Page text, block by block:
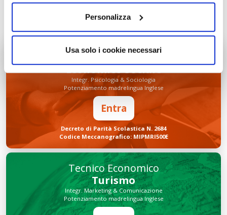
Personalizza
Usa solo i cookie necessari
INVIA COMMENTO
Liceo delle Scienze Umane
Economico Sociale
Integr. Psicologia & Sociologia
Potenziamento madrelingua Inglese
Entra
Decreto di Parità Scolastica N. 2684
Codice Meccanografico: MIPMRI500E
Tecnico Economico
Turismo
Integr. Marketing & Comunicazione
Potenziamento madrelingua Inglese